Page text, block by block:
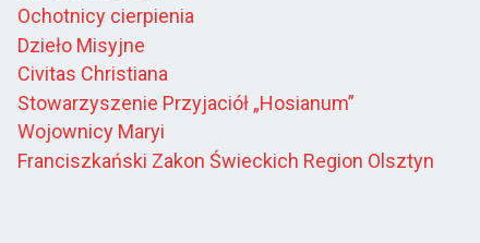
Ochotnicy cierpienia
Dzieło Misyjne
Civitas Christiana
Stowarzyszenie Przyjaciół „Hosianum”
Wojownicy Maryi
Franciszkański Zakon Świeckich Region Olsztyn